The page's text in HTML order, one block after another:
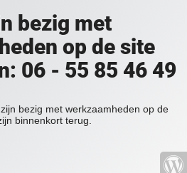
bezig met
op de site
06 - 55 85 46 49
bezig met werkzaamheden op de
binnenkort terug.